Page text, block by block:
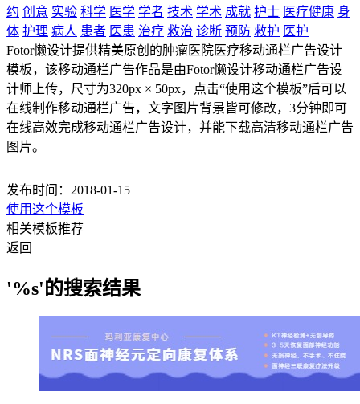
约 创意 实验 科学 医学 学者 技术 学术 成就 护士 医疗健康 身
体 护理 病人 患者 医患 治疗 救治 诊断 预防 救护 医护
Fotor懒设计提供精美原创的肿瘤医院医疗移动通栏广告设计
模板，该移动通栏广告作品是由Fotor懒设计移动通栏广告设
计师上传，尺寸为320px × 50px，点击“使用这个模板”后可以
在线制作移动通栏广告，文字图片背景皆可修改，3分钟即可
在线高效完成移动通栏广告设计，并能下载高清移动通栏广告
图片。
发布时间：2018-01-15
使用这个模板
相关模板推荐
返回
'%s'的搜索结果